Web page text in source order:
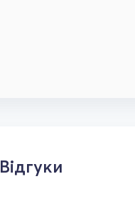
Відгуки